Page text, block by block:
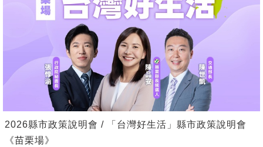
2026縣市政策說明會 / 「台灣好生活」縣市政策說明會
《苗栗場》